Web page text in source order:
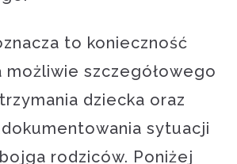
to konieczność
możliwie szczegółowego
dziecka oraz
sytuacji
rodziców. Poniżej